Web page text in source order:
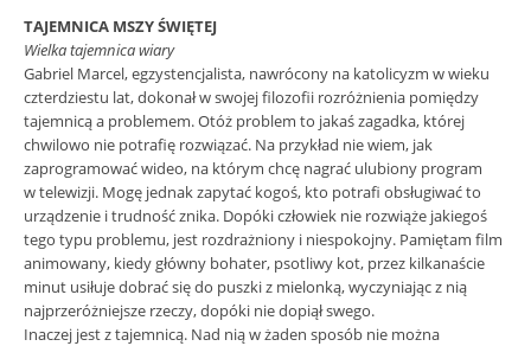
TAJEMNICA MSZY ŚWIĘTEJ
Wielka tajemnica wiary
Gabriel Marcel, egzystencjalista, nawrócony na katolicyzm w wieku
czterdziestu lat, dokonał w swojej filozofii rozróżnienia pomiędzy
tajemnicą a problemem. Otóż problem to jakaś zagadka, której
chwilowo nie potrafię rozwiązać. Na przykład nie wiem, jak
zaprogramować wideo, na którym chcę nagrać ulubiony program
w telewizji. Mogę jednak zapytać kogoś, kto potrafi obsługiwać to
urządzenie i trudność znika. Dopóki człowiek nie rozwiąże jakiegoś
tego typu problemu, jest rozdrażniony i niespokojny. Pamiętam film
animowany, kiedy główny bohater, psotliwy kot, przez kilkanaście
minut usiłuje dobrać się do puszki z mielonką, wyczyniając z nią
najprzeróżniejsze rzeczy, dopóki nie dopiął swego.
Inaczej jest z tajemnicą. Nad nią w żaden sposób nie można